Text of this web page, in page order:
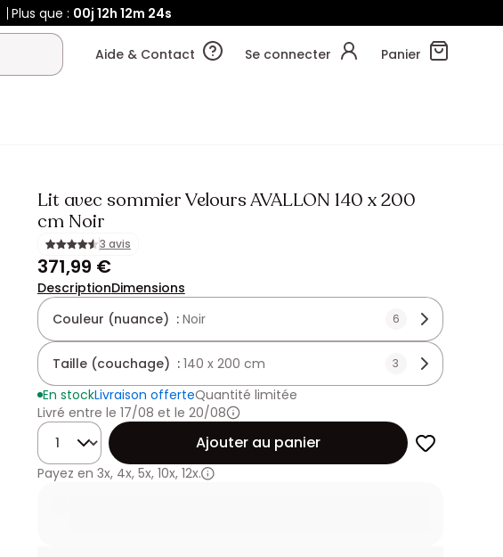
Plus que : 00j 12h 12m 22s
Aide & Contact Se connecter Panier
Lit avec sommier Velours AVALLON 140 x 200
cm Noir
3 avis
371,99 €
DescriptionDimensions
Couleur (nuance) : Noir 6
Taille (couchage) : 140 x 200 cm 3
En stockLivraison offerteQuantité limitée
Livré entre le 17/08 et le 20/08
Quantité
Ajouter au panier
Payez en 3x, 4x, 5x, 10x, 12x.